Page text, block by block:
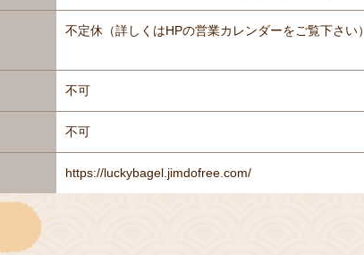
不定休（詳しくはHPの営業カレンダーをご覧下さい）
不可
不可
https://luckybagel.jimdofree.com/